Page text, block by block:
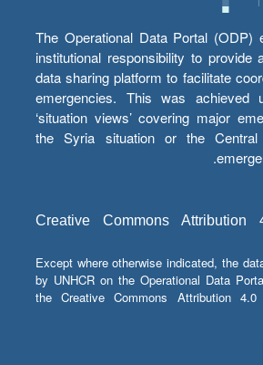
The Operational Data Portal (ODP)
institutional responsibility to provide
data sharing platform to facilitate
emergencies. This was achieved
‘situation views’ covering major
the Syria situation or the Central
Creative Commons Attribution
Except where otherwise indicated, the
by UNHCR on the Operational Data
the Creative Commons Attribution 4.0